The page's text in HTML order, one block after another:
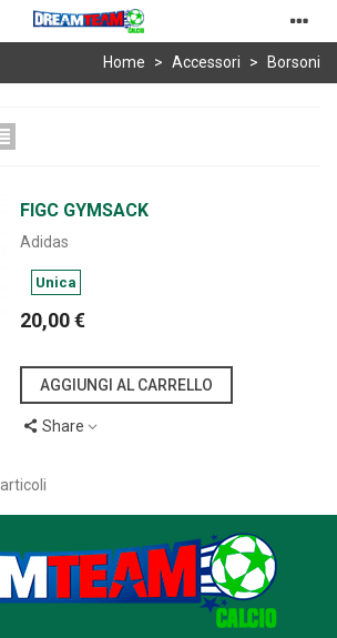
Home > Accessori > Borsoni
FIGC GYMSACK
Adidas
Unica
20,00 €
AGGIUNGI AL CARRELLO
Share